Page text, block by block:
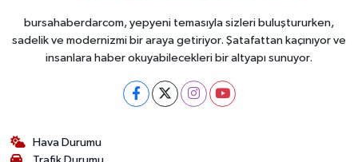
bursahaberdarcom, yepyeni temasıyla sizleri buluştururken,
sadelik ve modernizmi bir araya getiriyor. Şatafattan kaçınıyor ve
insanlara haber okuyabilecekleri bir altyapı sunuyor.
Hava Durumu